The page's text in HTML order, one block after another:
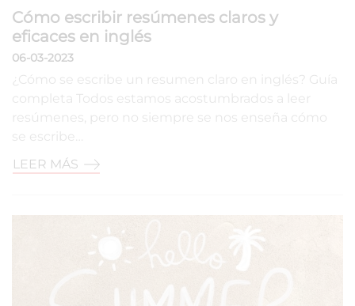
Cómo escribir resúmenes claros y
eficaces en inglés
06-03-2023
¿Cómo se escribe un resumen claro en inglés? Guía
completa Todos estamos acostumbrados a leer
resúmenes, pero no siempre se nos enseña cómo
se escribe…
LEER MÁS